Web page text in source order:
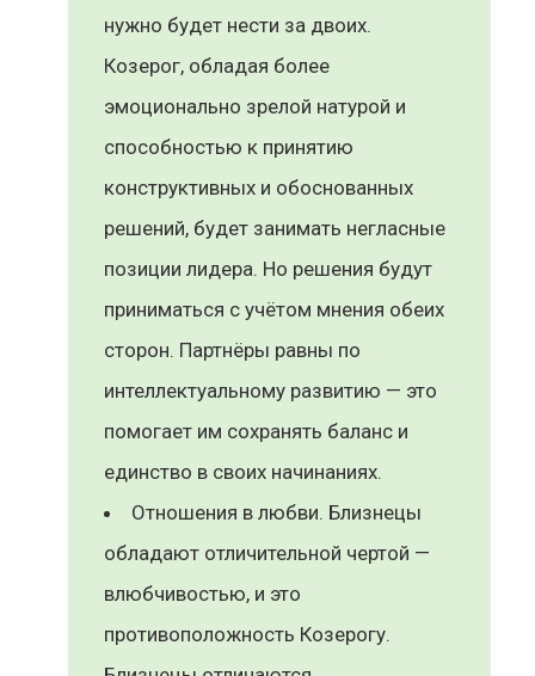
нужно будет нести за двоих.
Козерог, обладая более
эмоционально зрелой натурой и
способностью к принятию
конструктивных и обоснованных
решений, будет занимать негласные
позиции лидера. Но решения будут
приниматься с учётом мнения обеих
сторон. Партнёры равны по
интеллектуальному развитию — это
помогает им сохранять баланс и
единство в своих начинаниях.
Отношения в любви. Близнецы
обладают отличительной чертой —
влюбчивостью, и это
противоположность Козерогу.